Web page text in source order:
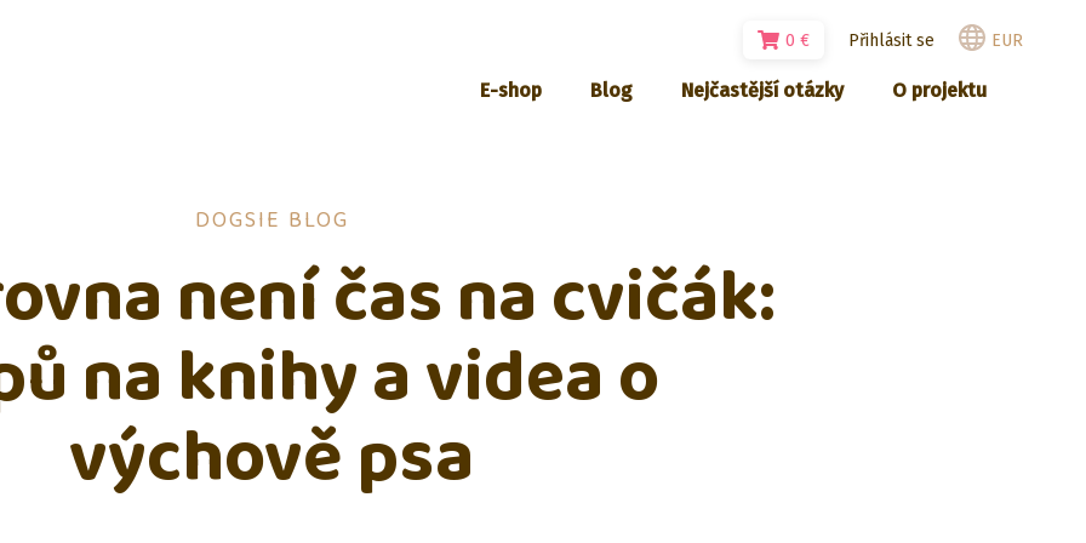
E-shop Blog Nejčastější otázky O projektu
0 € Přihlásit se EUR
DOGSIE BLOG
není čas na cvičák:
na knihy a videa o
výchově psa